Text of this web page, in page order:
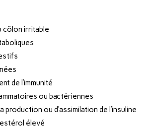
côlon irritable
de l’immunité
ou bactériennes
production ou d’assimilation de l’insuline
élevé